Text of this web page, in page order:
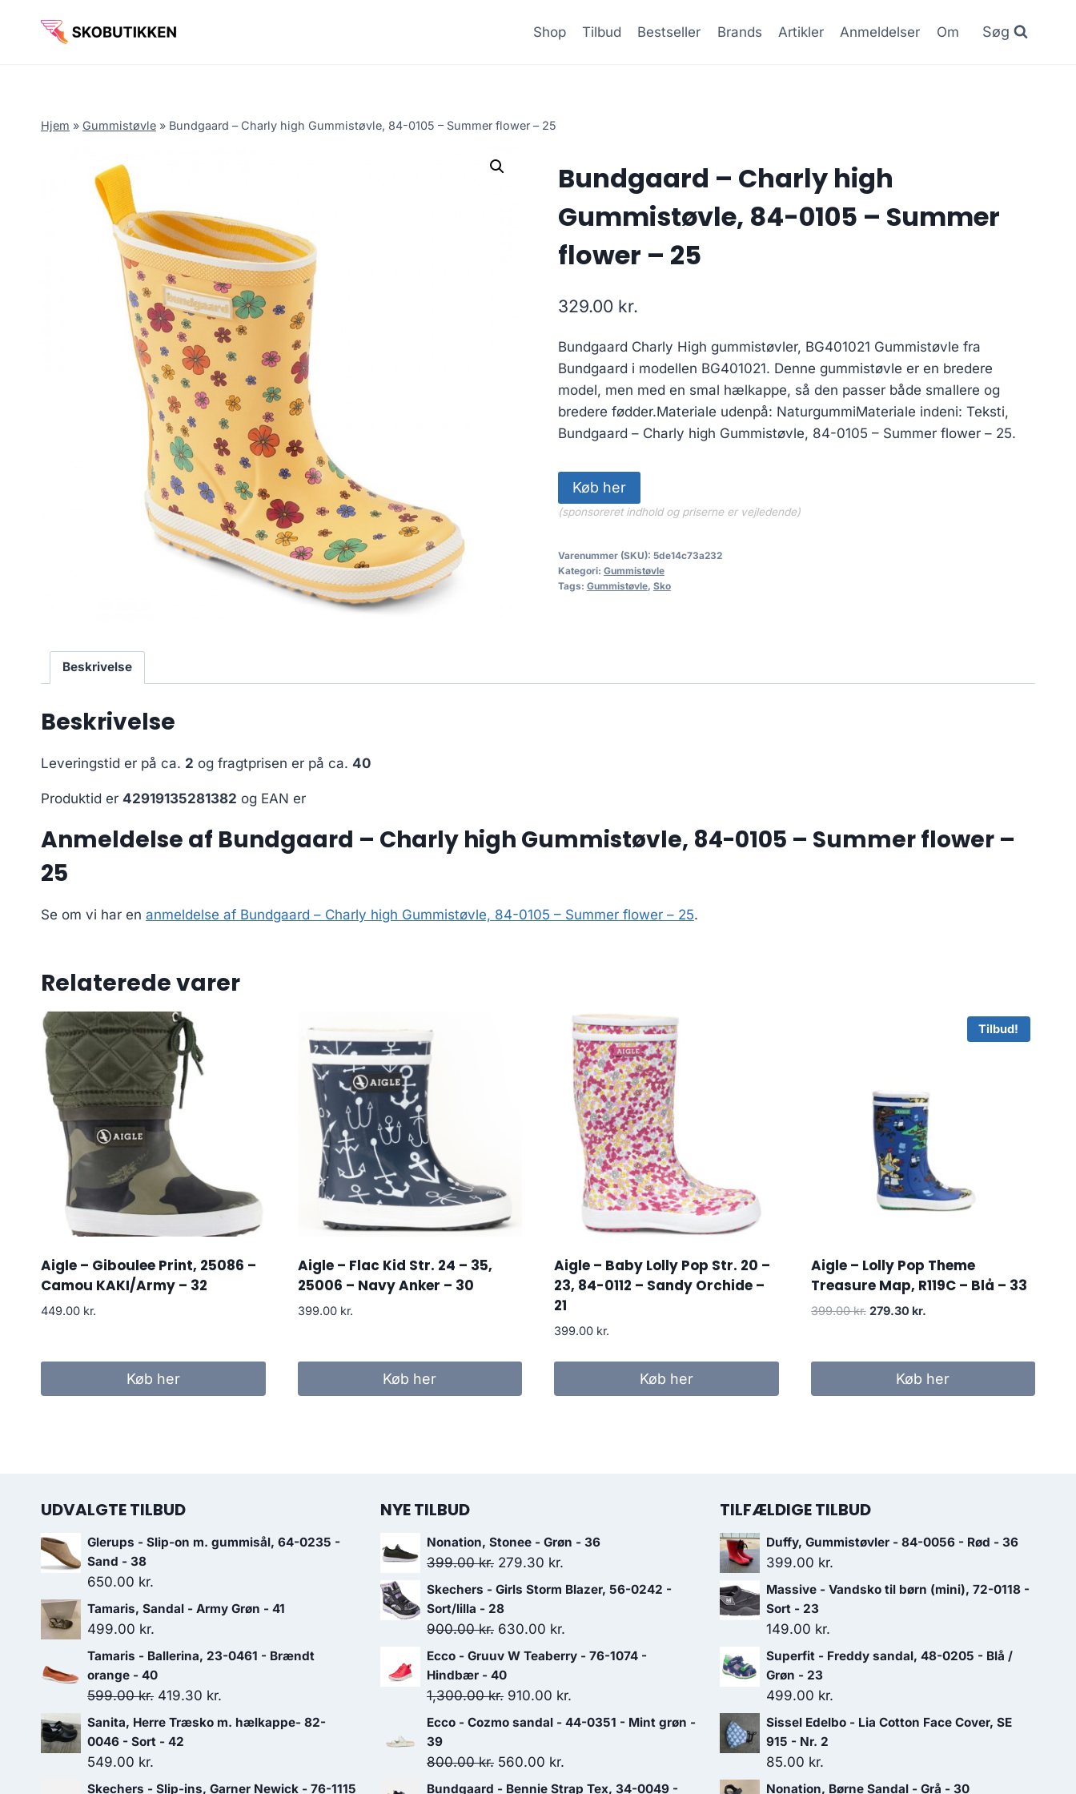
Shop Tilbud Bestseller Brands Artikler Anmeldelser Om Søg
Hjem » Gummistøvle » Bundgaard – Charly high Gummistøvle, 84-0105 – Summer flower – 25
Bundgaard – Charly high
Gummistøvle, 84-0105 – Summer
flower – 25
329.00 kr.
Bundgaard Charly High gummistøvler, BG401021 Gummistøvle fra
Bundgaard i modellen BG401021. Denne gummistøvle er en bredere
model, men med en smal hælkappe, så den passer både smallere og
bredere fødder.Materiale udenpå: NaturgummiMateriale indeni: Teksti,
Bundgaard – Charly high Gummistøvle, 84-0105 – Summer flower – 25.
Køb her
(sponsoreret indhold og priserne er vejledende)
Varenummer (SKU): 5de14c73a232
Kategori: Gummistøvle
Tags: Gummistøvle, Sko
Beskrivelse
Beskrivelse
Leveringstid er på ca. 2 og fragtprisen er på ca. 40
Produktid er 42919135281382 og EAN er
Anmeldelse af Bundgaard – Charly high Gummistøvle, 84-0105 – Summer flower –
25
Se om vi har en anmeldelse af Bundgaard – Charly high Gummistøvle, 84-0105 – Summer flower – 25.
Relaterede varer
Aigle – Giboulee Print, 25086 –
Camou KAKI/Army – 32
449.00 kr.
Køb her
Aigle – Flac Kid Str. 24 – 35,
25006 – Navy Anker – 30
399.00 kr.
Køb her
Aigle – Baby Lolly Pop Str. 20 –
23, 84-0112 – Sandy Orchide –
21
399.00 kr.
Køb her
Tilbud!
Aigle – Lolly Pop Theme
Treasure Map, R119C – Blå – 33
399.00kr. Den
var:
399.00 kr..
279.30 kr.Den
er:
279.30 kr..
Køb her
UDVALGTE TILBUD
Glerups - Slip-on m. gummisål, 64-0235 -
Sand - 38
650.00 kr.
Tamaris, Sandal - Army Grøn - 41
499.00 kr.
Tamaris - Ballerina, 23-0461 - Brændt
orange - 40
599.00kr. Den
oprindelige
pris
599.00 kr..
419.30 kr.
aktuelle
419.30 kr..
Sanita, Herre Træsko m. hælkappe- 82-
0046 - Sort - 42
549.00 kr.
Skechers - Slip-ins, Garner Newick - 76-1115
NYE TILBUD
Nonation, Stonee - Grøn - 36
399.00kr. Den
oprindelige
pris
var:
399.00 kr..
279.30 kr.
aktuelle
279.30 kr..
Skechers - Girls Storm Blazer, 56-0242 -
Sort/lilla - 28
900.00kr. Den
oprindelige
pris
var:
900.00 kr..
630.00 kr.
aktuelle
er:
630.00 kr..
Ecco - Gruuv W Teaberry - 76-1074 -
Hindbær - 40
1,300.00kr. Den
oprindelige
var:
1,300.00 kr..
910.00 kr.
aktuelle
910.00 kr..
Ecco - Cozmo sandal - 44-0351 - Mint grøn -
39
800.00kr. Den
oprindelige
560.00 kr.
aktuelle
Bundgaard - Bennie Strap Tex, 34-0049 -
TILFÆLDIGE TILBUD
Duffy, Gummistøvler - 84-0056 - Rød - 36
399.00 kr.
Massive - Vandsko til børn (mini), 72-0118 -
Sort - 23
149.00 kr.
Superfit - Freddy sandal, 48-0205 - Blå /
Grøn - 23
499.00 kr.
Sissel Edelbo - Lia Cotton Face Cover, SE
915 - Nr. 2
85.00 kr.
Nonation, Børne Sandal - Grå - 30